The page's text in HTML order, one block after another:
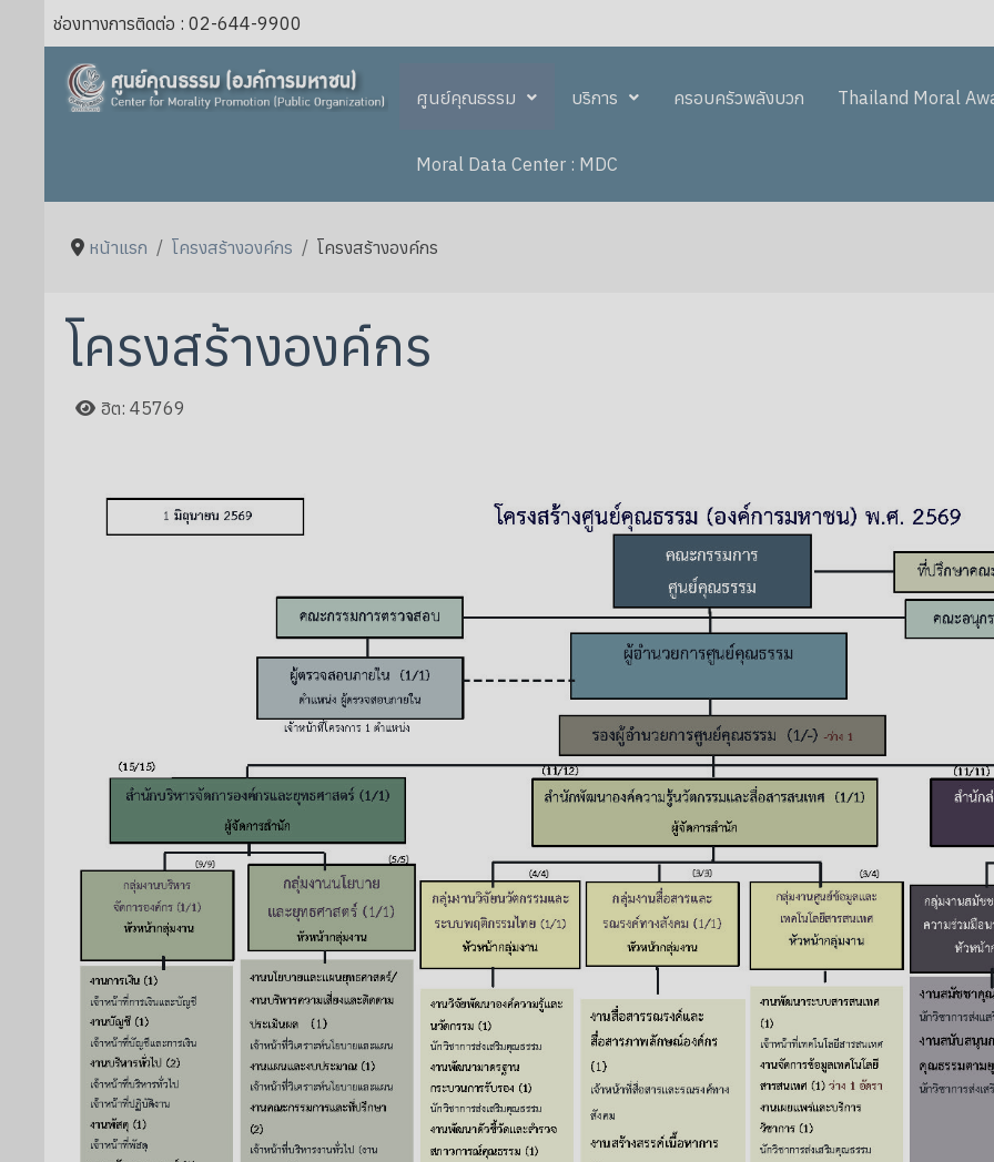
ช่องทางการติดต่อ : 02-644-9900
ศูนย์คุณธรรม บริการ ครอบครัวพลังบวก Thailand Moral
Moral Data Center : MDC
หน้าแรก โครงสร้างองค์กร โครงสร้างองค์กร
โครงสร้างองค์กร
ฮิต: 45769